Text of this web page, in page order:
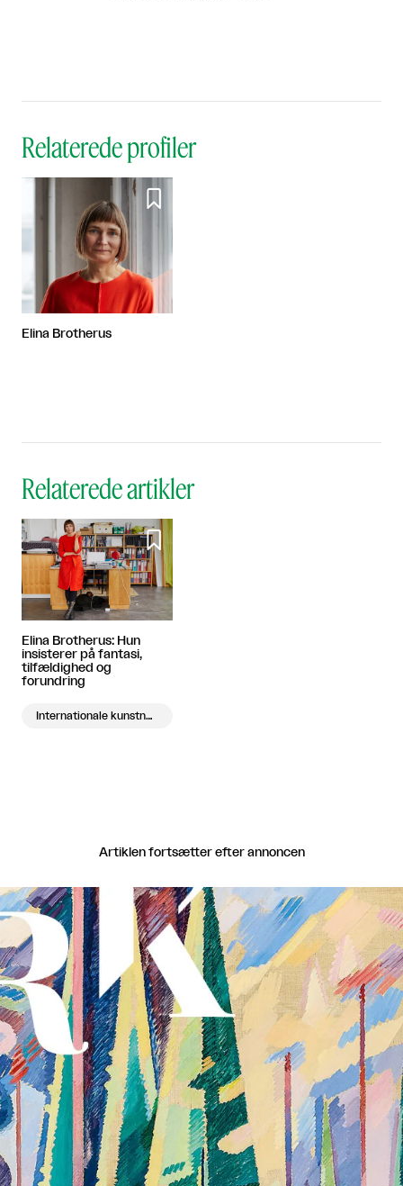
Relaterede profiler

Elina Brotherus
Relaterede artikler

Elina Brotherus: Hun
insisterer på fantasi,
tilfældighed og
forundring
Internationale kunstnere på besøg
Artiklen fortsætter efter annoncen